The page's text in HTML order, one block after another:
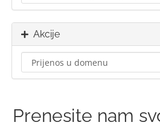
Akcije
Prenesite nam